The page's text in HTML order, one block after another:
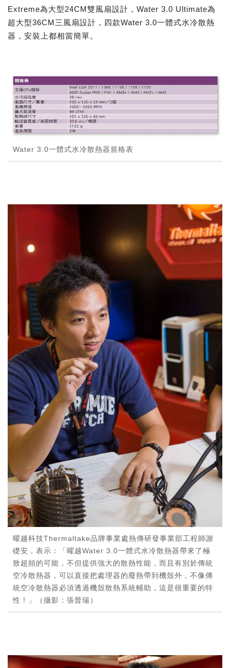
Extreme為大型24CM雙風扇設計，Water 3.0 Ultimate為
超大型36CM三風扇設計，四款Water 3.0一體式水冷散熱
器，安裝上都相當簡單。
Water 3.0一體式水冷散熱器規格表
曜越科技Thermaltake品牌事業處熱傳研發事業部工程師謝
礎安，表示：「曜越Water 3.0一體式水冷散熱器帶來了極
致超頻的可能，不但提供強大的散熱性能，而且有別於傳統
空冷散熱器，可以直接把處理器的廢熱帶到機殼外，不像傳
統空冷散熱器必須透過機殼散熱系統輔助，這是很重要的特
性！」（攝影：張晉瑞）